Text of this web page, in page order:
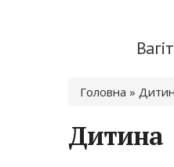
Ви є тут
Головна »
Дитина